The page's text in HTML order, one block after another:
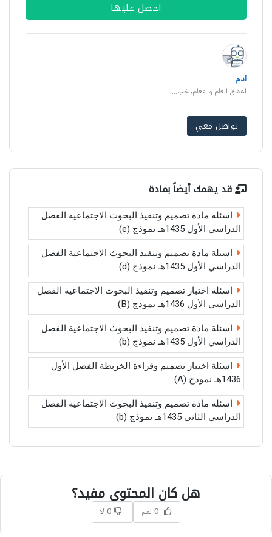
احصل عليها
ادم
اعشق العلم والتعلم, خب...
تواصل معي
قد يهمك أيضاً بمادة
اسئلة مادة تصميم وتنفيذ البحوث الاجتماعية الفصل
الدراسي الأول 1435هـ نموذج (e)
اسئلة مادة تصميم وتنفيذ البحوث الاجتماعية الفصل
الدراسي الأول 1435هـ نموذج (d)
اسئلة اختبار تصميم وتنفيذ البحوث الاجتماعية الفصل
الدراسي الأول 1436هـ نموذج (B)
اسئلة مادة تصميم وتنفيذ البحوث الاجتماعية الفصل
الدراسي الأول 1435هـ نموذج (b)
اسئلة اختبار تصميم وقراءة الخريطة الفصل الأول
1436هـ نموذج (A)
اسئلة مادة تصميم وتنفيذ البحوث الاجتماعية الفصل
الدراسي الثاني 1435هـ نموذج (b)
هل كان المحتوى مفيد؟
0 نعم 0 لا